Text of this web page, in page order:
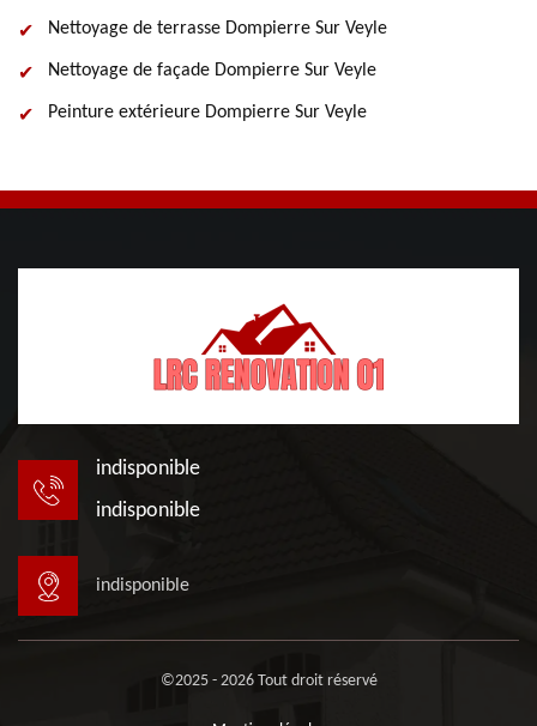
Nettoyage de terrasse Dompierre Sur Veyle
Nettoyage de façade Dompierre Sur Veyle
Peinture extérieure Dompierre Sur Veyle
indisponible
indisponible
indisponible
©2025 - 2026 Tout droit réservé